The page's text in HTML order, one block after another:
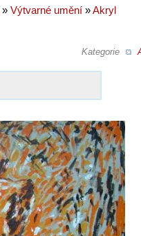
» Výtvarné umění »Akryl
Kategorie